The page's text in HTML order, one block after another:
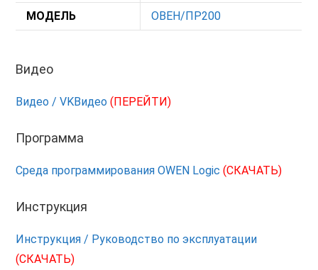
МОДЕЛЬ ОВЕН/ПР200
Видео
Видео / VKВидео(ПЕРЕЙТИ)
Программа
Среда программирования OWEN Logic(СКАЧАТЬ)
Инструкция
Инструкция / Руководство по эксплуатации
(СКАЧАТЬ)